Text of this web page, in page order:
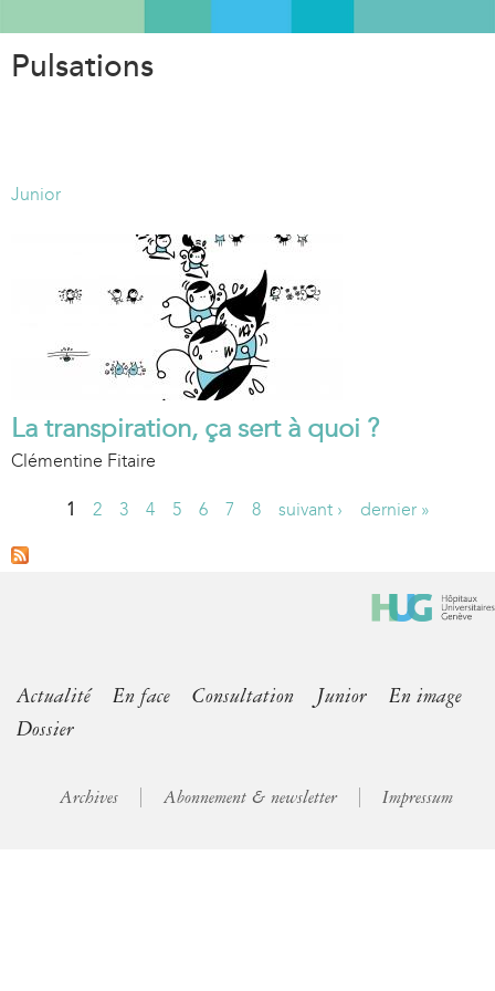
Pulsations
Junior
La transpiration, ça sert à quoi ?
Clémentine Fitaire
P
s
1 2 3 4 5 6 7 8 suivant › dernier »
Actualité En face Consultation Junior
En image
Dossier
Archives Abonnement & newsletter Impressum